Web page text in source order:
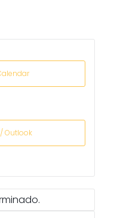
Outlook